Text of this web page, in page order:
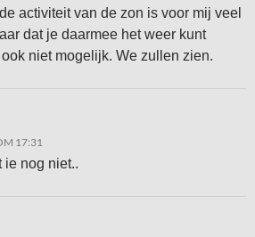
activiteit van de zon is voor mij veel
dat je daarmee het weer kunt
niet mogelijk. We zullen zien.
17:31
ie nog niet..